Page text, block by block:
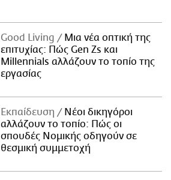
Good Living
Μια νέα οπτική της
επιτυχίας: Πώς Gen Zs και
Millennials αλλάζουν το τοπίο της
εργασίας
Εκπαίδευση
Νέοι δικηγόροι
αλλάζουν το τοπίο: Πώς οι
σπουδές Νομικής οδηγούν σε
θεσμική συμμετοχή